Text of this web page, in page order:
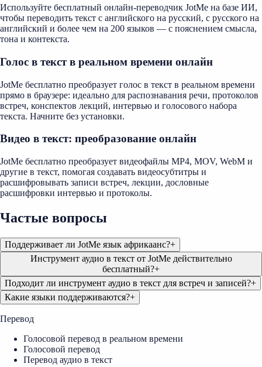
Используйте бесплатный онлайн-переводчик JotMe на базе ИИ,
чтобы переводить текст с английского на русский, с русского на
английский и более чем на 200 языков — с пояснением смысла,
тона и контекста.
Голос в текст в реальном времени онлайн
JotMe бесплатно преобразует голос в текст в реальном времени
прямо в браузере: идеально для распознавания речи, протоколов
встреч, конспектов лекций, интервью и голосового набора
текста. Начните без установки.
Видео в текст: преобразование онлайн
JotMe бесплатно преобразует видеофайлы MP4, MOV, WebM и
другие в текст, помогая создавать видеосубтитры и
расшифровывать записи встреч, лекции, дословные
расшифровки интервью и протоколы.
Частые вопросы
Поддерживает ли JotMe язык африкаанс?+
Инструмент аудио в текст от JotMe действительно
бесплатный?+
Подходит ли инструмент аудио в текст для встреч и записей?+
Какие языки поддерживаются?+
Перевод
Голосовой перевод в реальном времени
Голосовой перевод
Перевод аудио в текст